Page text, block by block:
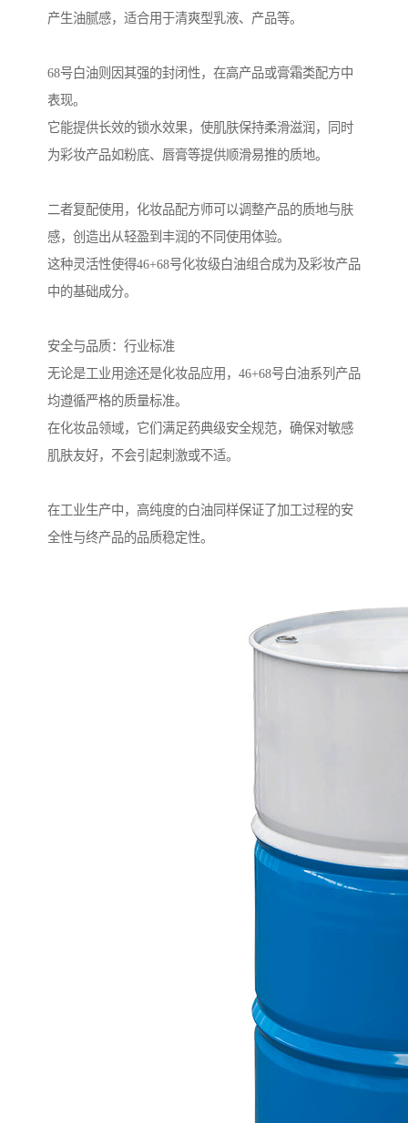
产生油腻感，适合用于清爽型乳液、产品等。
68号白油则因其强的封闭性，在高产品或膏霜类配方中
表现。
它能提供长效的锁水效果，使肌肤保持柔滑滋润，同时
为彩妆产品如粉底、唇膏等提供顺滑易推的质地。
二者复配使用，化妆品配方师可以调整产品的质地与肤
感，创造出从轻盈到丰润的不同使用体验。
这种灵活性使得46+68号化妆级白油组合成为及彩妆产品
中的基础成分。
安全与品质：行业标准
无论是工业用途还是化妆品应用，46+68号白油系列产品
均遵循严格的质量标准。
在化妆品领域，它们满足药典级安全规范，确保对敏感
肌肤友好，不会引起刺激或不适。
在工业生产中，高纯度的白油同样保证了加工过程的安
全性与终产品的品质稳定性。